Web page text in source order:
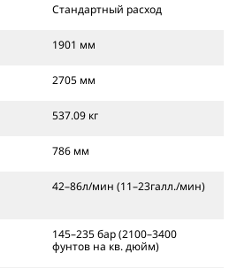
Стандартный расход
1901 мм
2705 мм
537.09 кг
786 мм
42–86л/мин (11–23галл./мин)
145–235 бар (2100–3400
фунтов на кв. дюйм)